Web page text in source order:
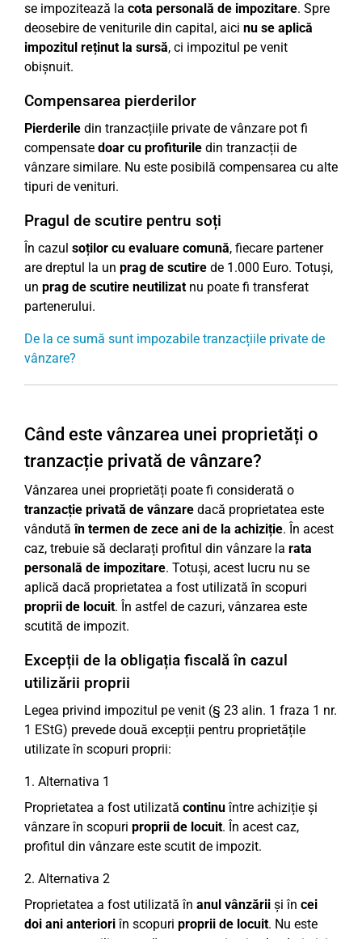
se impozitează la cota personală de impozitare. Spre
deosebire de veniturile din capital, aici nu se aplică
impozitul reținut la sursă, ci impozitul pe venit
obișnuit.
Compensarea pierderilor
Pierderile din tranzacțiile private de vânzare pot fi
compensate doar cu profiturile din tranzacții de
vânzare similare. Nu este posibilă compensarea cu alte
tipuri de venituri.
Pragul de scutire pentru soți
În cazul soților cu evaluare comună, fiecare partener
are dreptul la un prag de scutire de 1.000 Euro. Totuși,
un prag de scutire neutilizatnu poate fi transferat
partenerului.
De la ce sumă sunt impozabile tranzacțiile private de
vânzare?
Când este vânzarea unei proprietăți o
tranzacție privată de vânzare?
Vânzarea unei proprietăți poate fi considerată o
tranzacție privată de vânzare dacă proprietatea este
vândutăîn termen de zece ani de la achiziție. În acest
caz, trebuie să declarați profitul din vânzare la rata
personală de impozitare. Totuși, acest lucru nu se
aplică dacă proprietatea a fost utilizată în scopuri
proprii de locuit. În astfel de cazuri, vânzarea este
scutită de impozit.
Excepții de la obligația fiscală în cazul
utilizării proprii
Legea privind impozitul pe venit (§ 23 alin. 1 fraza 1 nr.
1 EStG) prevede două excepții pentru proprietățile
utilizate în scopuri proprii:
1. Alternativa 1
Proprietatea a fost utilizată continuîntre achiziție și
vânzare în scopuri proprii de locuit. În acest caz,
profitul din vânzare este scutit de impozit.
2. Alternativa 2
Proprietatea a fost utilizată în anul vânzării și în cei
doi ani anterioriîn scopuri proprii de locuit. Nu este